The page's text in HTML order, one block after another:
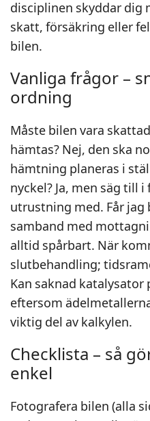
disciplinen skyddar dig
skatt, försäkring eller
bilen.
Vanliga frågor –
ordning
Måste bilen vara
hämtas? Nej, den ska
hämtning planeras i
nyckel? Ja, men säg till
utrustning med. Får jag
samband med
alltid spårbart. När
slutbehandling;
Kan saknad katalysator
eftersom
viktig del av kalkylen.
Checklista – så
enkel
Fotografera bilen (alla